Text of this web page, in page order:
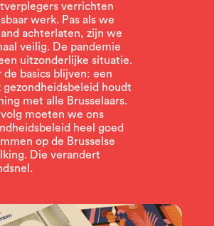
verrichten
werk. Pas als we
achterlaten, zijn we
veilig. De pandemie
uitzonderlijke situatie.
de basics blijven: een
gezondheidsbeleid houdt
met alle Brusselaars.
moeten we ons
heel goed
op de Brusselse
Die verandert